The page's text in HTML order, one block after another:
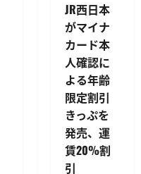
JR西日本
がマイナ
カード本
人確認に
よる年齢
限定割引
きっぷを
発売、運
賃20%割
引